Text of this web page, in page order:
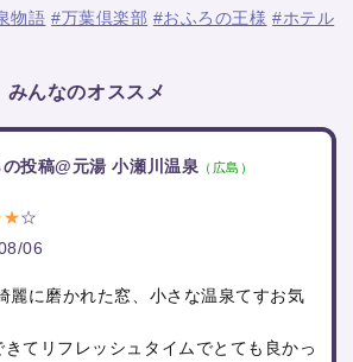
物語 #万葉倶楽部 #おふろの王様 #ホテル
みんなのオススメ
の投稿@元湯 小瀬川温泉 （広島）
☆
06
麗に磨かれた窓、小さな温泉てすお気
きてリフレッシュタイムでとても良かっ